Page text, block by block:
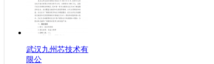
武汉九州芯技术有
限公